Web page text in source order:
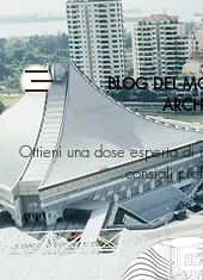
BLOG DEL
Ottieni una dose esperta di
consigli